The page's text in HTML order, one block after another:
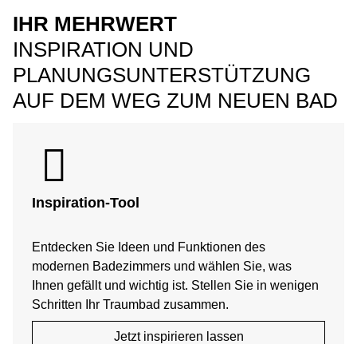
IHR MEHRWERT
INSPIRATION UND
PLANUNGSUNTERSTÜTZUNG
AUF DEM WEG ZUM NEUEN BAD
Inspiration-Tool
Entdecken Sie Ideen und Funktionen des
modernen Badezimmers und wählen Sie, was
Ihnen gefällt und wichtig ist. Stellen Sie in wenigen
Schritten Ihr Traumbad zusammen.
Jetzt inspirieren lassen